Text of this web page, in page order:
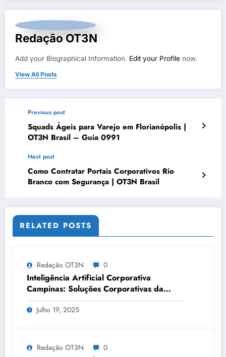
Redação OT3N
Add your Biographical Information. Edit your Profile now.
View All Posts
Previous post
Squads Ágeis para Varejo em Florianópolis |
OT3N Brasil – Guia 0991
Next post
Como Contratar Portais Corporativos Rio
Branco com Segurança | OT3N Brasil
RELATED POSTS
Redação OT3N 0
Inteligência Artificial Corporativa
Campinas: Soluções Corporativas da
OT3N Brasil – Guia 3083
Julho 19, 2025
Redação OT3N 0